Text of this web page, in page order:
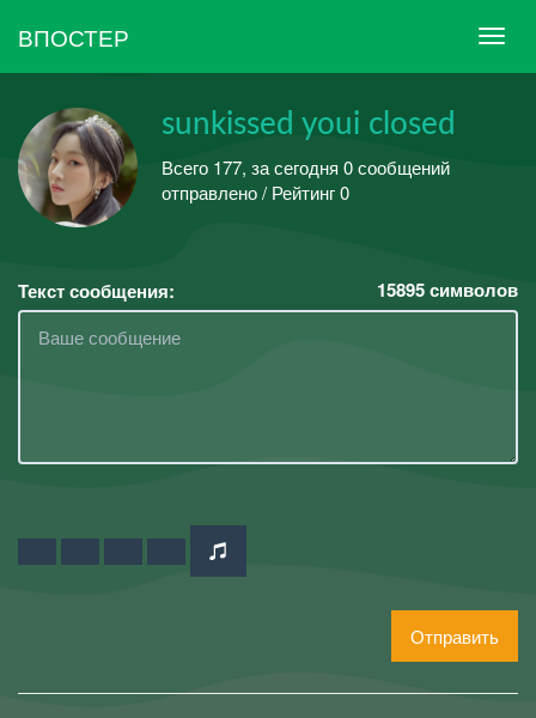
ВПОСТЕР
sunkissed youi closed
Всего 177, за сегодня 0 сообщений
отправлено / Рейтинг 0
Текст сообщения: 15895символов
Отправить